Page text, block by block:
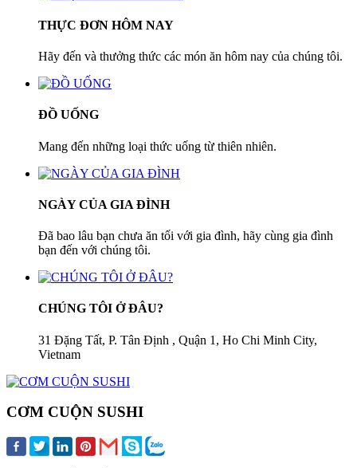
THỰC ĐƠN HÔM NAY
Hãy đến và thưởng thức các món ăn hôm nay của chúng tôi.
ĐỒ UỐNG
Mang đến những loại thức uống từ thiên nhiên.
NGÀY CỦA GIA ĐÌNH
Đã bao lâu bạn chưa ăn tối với gia đình, hãy cùng gia đình
bạn đến với chúng tôi.
CHÚNG TÔI Ở ĐÂU?
31 Đặng Tất, P. Tân Định , Quận 1, Ho Chi Minh City,
Vietnam
CƠM CUỘN SUSHI